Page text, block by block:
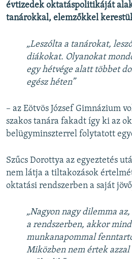
évtizedek oktatáspolitikáját
tanárokkal, elemzőkkel
„Leszólta a tanárokat,
diákokat. Olyanokat
egy hétvége alatt többet
egész héten”
– az Eötvös József Gimnázium
szakos tanára fakadt így ki az
belügyminszterrel folytatott
Szűcs Dorottya az egyeztetés
nem látja a tiltakozások
oktatási rendszerben a saját
„Nagyon nagy dilemma
a rendszerben, akkor
munkanapommal
Miközben nem értek azzal